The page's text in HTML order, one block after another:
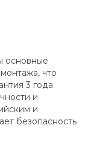
основные
что
3 года
и
и
безопасность